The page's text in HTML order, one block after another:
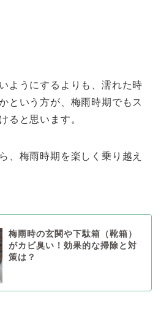
ようにするよりも、濡れた時
という方が、梅雨時期でもス
ると思います。
、梅雨時期を楽しく乗り越え
梅雨時の玄関や下駄箱（靴箱）
がカビ臭い！効果的な掃除と対
策は？